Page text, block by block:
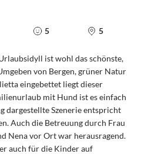
5 5
ist wohl das schönste,
von Bergen, grüner Natur
eingebettet liegt dieser
mit Hund ist es einfach
dargestellte Szenerie entspricht
Auch die Betreuung durch Frau
Nena vor Ort war herausragend.
auch für die Kinder auf